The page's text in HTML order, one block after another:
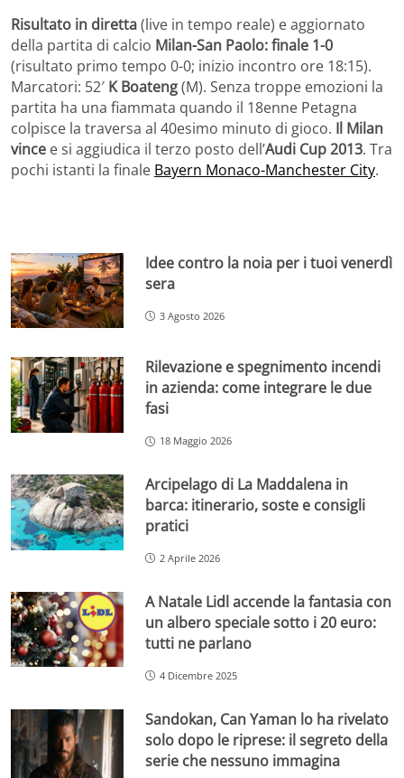
Risultato in diretta(live in tempo reale) e aggiornato
della partita di calcio Milan-San Paolo: finale 1-0
(risultato primo tempo 0-0; inizio incontro ore 18:15).
Marcatori: 52′ K Boateng(M). Senza troppe emozioni la
partita ha una fiammata quando il 18enne Petagna
colpisce la traversa al 40esimo minuto di gioco. Il Milan
vince e si aggiudica il terzo posto dell’Audi Cup 2013. Tra
pochi istanti la finale Bayern Monaco-Manchester City.
Idee contro la noia per i tuoi venerdì
sera
3 Agosto 2026
Rilevazione e spegnimento incendi
in azienda: come integrare le due
fasi
18 Maggio 2026
Arcipelago di La Maddalena in
barca: itinerario, soste e consigli
pratici
2 Aprile 2026
A Natale Lidl accende la fantasia con
un albero speciale sotto i 20 euro:
tutti ne parlano
4 Dicembre 2025
Sandokan, Can Yaman lo ha rivelato
solo dopo le riprese: il segreto della
serie che nessuno immagina